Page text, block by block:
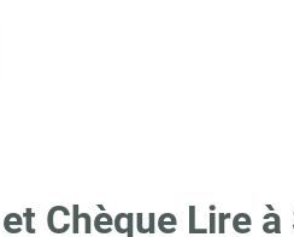
Chèque Lire